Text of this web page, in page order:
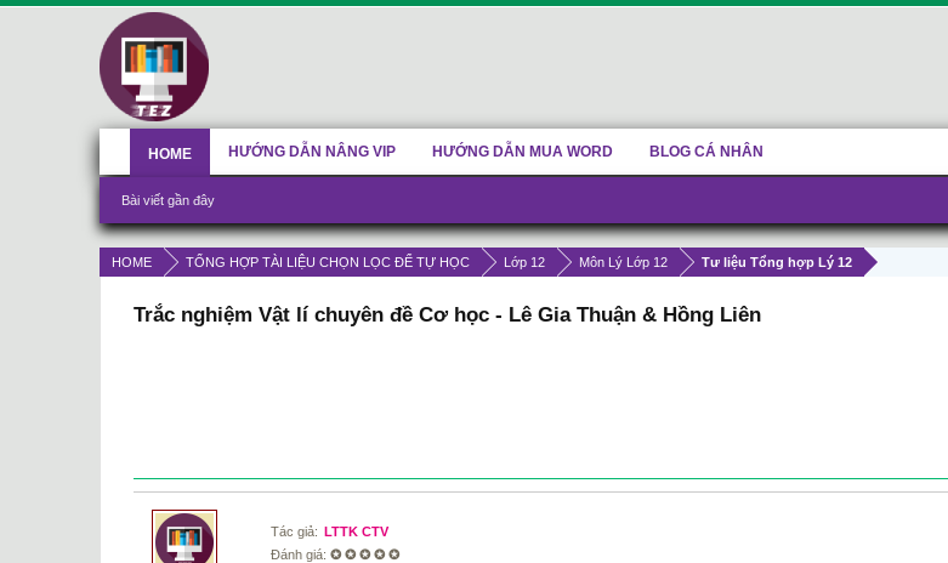
HOME TỔNG HỢP TÀI LIỆU CHỌN LỌC ĐỂ TỰ HỌC Lớp 12 Môn Lý Lớp 12 Tư liệu Tổng hợp Lý 12
Trắc nghiệm Vật lí chuyên đề Cơ học - Lê Gia Thuận & Hồng Liên
Tác giả: LTTK CTV
Đánh giá: ✪ ✪ ✪ ✪ ✪
HOME
Bài viết gần đây
HƯỚNG DẪN NÂNG VIP HƯỚNG DẪN MUA WORD BLOG CÁ NHÂN